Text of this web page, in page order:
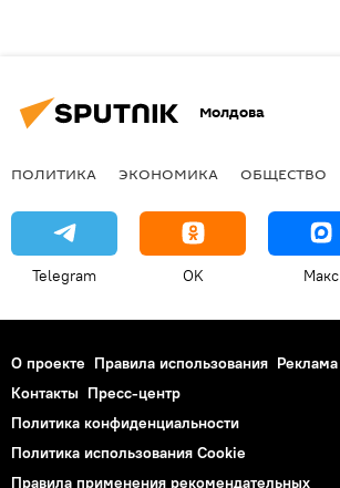
Молдова
ПОЛИТИКА ЭКОНОМИКА ОБЩЕСТВО
Telegram OK Макс
О проекте Правила использования Реклама
Контакты Пресс-центр
Политика конфиденциальности
Политика использования Cookie
Правила применения рекомендательных